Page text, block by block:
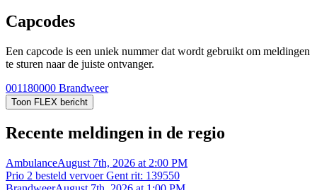
Capcodes
Een capcode is een uniek nummer dat wordt gebruikt om meldingen
te sturen naar de juiste ontvanger.
001180000 Brandweer
Toon FLEX bericht
Recente meldingen in de regio
AmbulanceAugust 7th, 2026 at 2:00 PM
Prio 2 besteld vervoer Gent rit: 139550